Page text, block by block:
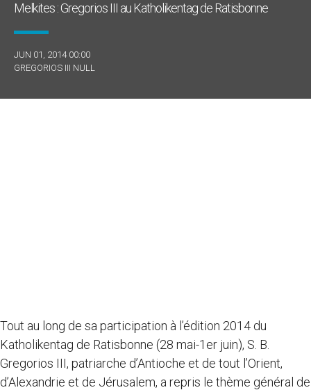
Melkites : Gregorios III au Katholikentag de Ratisbonne
JUN 01, 2014 00:00
GREGORIOS III NULL
Tout au long de sa participation à l’édition 2014 du
Katholikentag de Ratisbonne (28 mai-1er juin), S. B.
Gregorios III, patriarche d’Antioche et de tout l’Orient,
d’Alexandrie et de Jérusalem, a repris le thème général de